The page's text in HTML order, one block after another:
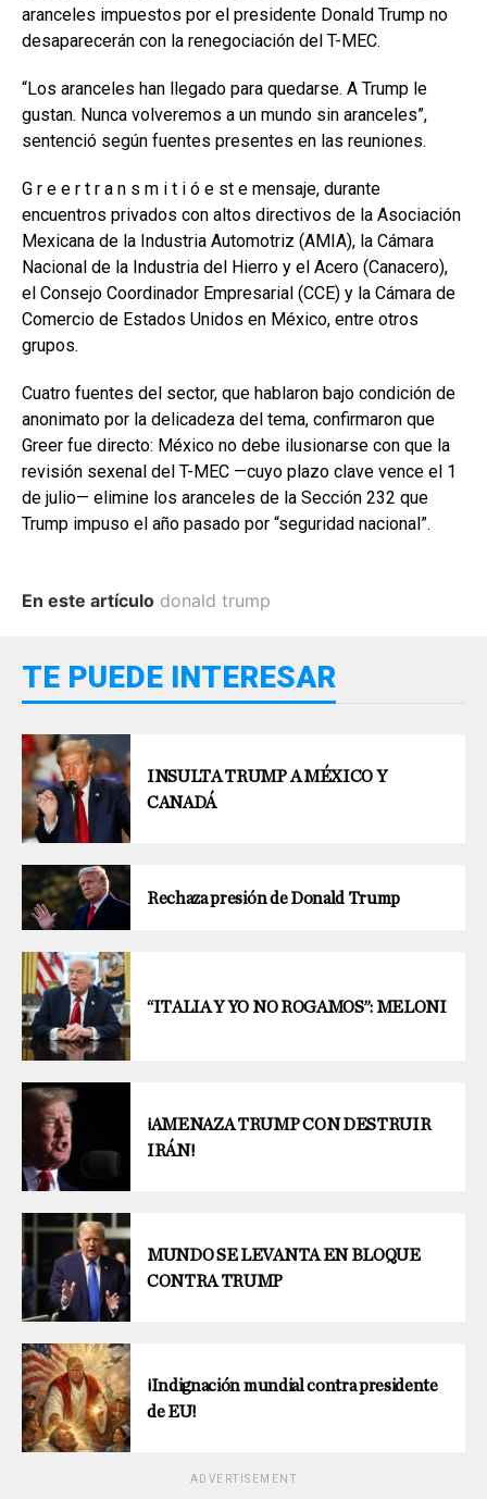
aranceles impuestos por el presidente Donald Trump no
desaparecerán con la renegociación del T-MEC.
“Los aranceles han llegado para quedarse. A Trump le
gustan. Nunca volveremos a un mundo sin aranceles”,
sentenció según fuentes presentes en las reuniones.
G r e e r t r a n s m i t i ó e st e mensaje, durante
encuentros privados con altos directivos de la Asociación
Mexicana de la Industria Automotriz (AMIA), la Cámara
Nacional de la Industria del Hierro y el Acero (Canacero),
el Consejo Coordinador Empresarial (CCE) y la Cámara de
Comercio de Estados Unidos en México, entre otros
grupos.
Cuatro fuentes del sector, que hablaron bajo condición de
anonimato por la delicadeza del tema, confirmaron que
Greer fue directo: México no debe ilusionarse con que la
revisión sexenal del T-MEC —cuyo plazo clave vence el 1
de julio— elimine los aranceles de la Sección 232 que
Trump impuso el año pasado por “seguridad nacional”.
En este artículo donald trump
TE PUEDE INTERESAR
INSULTA TRUMP A MÉXICO Y
CANADÁ
Rechaza presión de Donald Trump
“ITALIA Y YO NO ROGAMOS”: MELONI
¡AMENAZA TRUMP CON DESTRUIR
IRÁN!
MUNDO SE LEVANTA EN BLOQUE
CONTRA TRUMP
¡Indignación mundial contra presidente
de EU!
ADVERTISEMENT